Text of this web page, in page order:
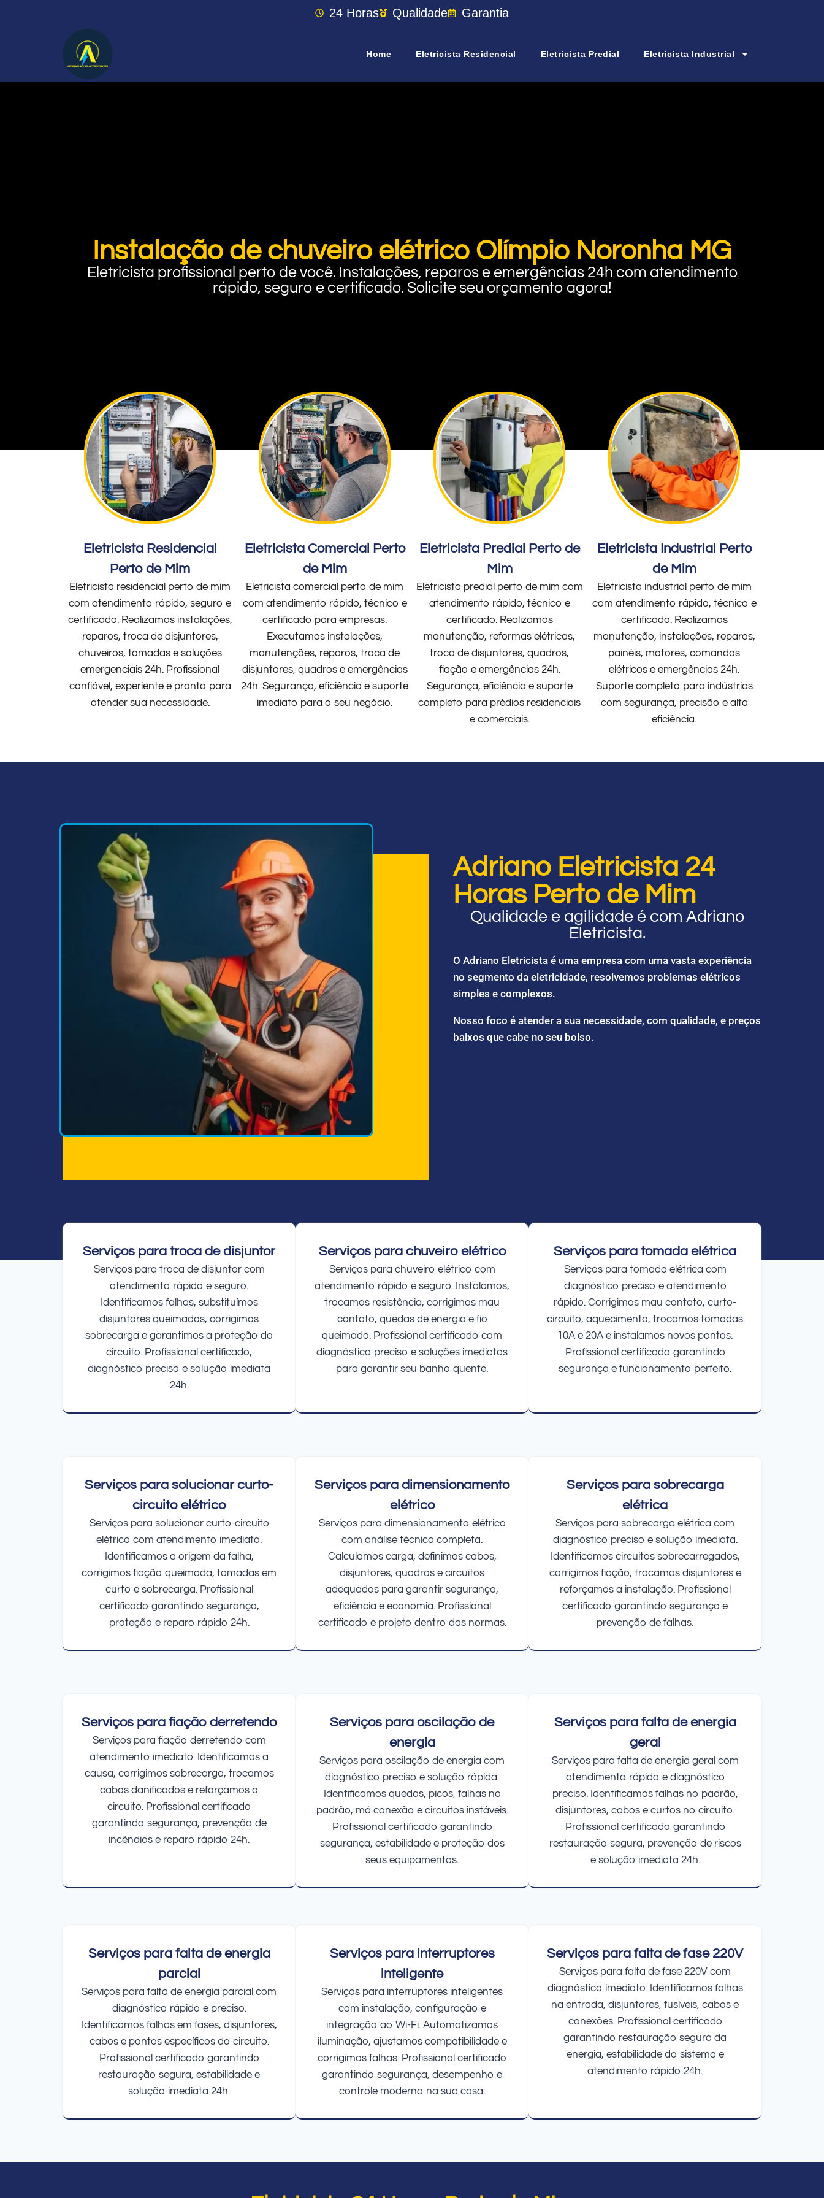
24 Horas Qualidade Garantia
Home Eletricista Residencial Eletricista Predial Eletricista Industrial
Instalação de chuveiro elétrico Olímpio Noronha MG
Eletricista profissional perto de você. Instalações, reparos e emergências 24h com atendimento
rápido, seguro e certificado. Solicite seu orçamento agora!
Eletricista Residencial
Perto de Mim
Eletricista residencial perto de mim
com atendimento rápido, seguro e
certificado. Realizamos instalações,
reparos, troca de disjuntores,
chuveiros, tomadas e soluções
emergenciais 24h. Profissional
confiável, experiente e pronto para
atender sua necessidade.
Eletricista Comercial Perto
de Mim
Eletricista comercial perto de mim
com atendimento rápido, técnico e
certificado para empresas.
Executamos instalações,
manutenções, reparos, troca de
disjuntores, quadros e emergências
24h. Segurança, eficiência e suporte
imediato para o seu negócio.
Eletricista Predial Perto de
Mim
Eletricista predial perto de mim com
atendimento rápido, técnico e
certificado. Realizamos
manutenção, reformas elétricas,
troca de disjuntores, quadros,
fiação e emergências 24h.
Segurança, eficiência e suporte
completo para prédios residenciais
e comerciais.
Eletricista Industrial Perto
de Mim
Eletricista industrial perto de mim
com atendimento rápido, técnico e
certificado. Realizamos
manutenção, instalações, reparos,
painéis, motores, comandos
elétricos e emergências 24h.
Suporte completo para indústrias
com segurança, precisão e alta
eficiência.
Adriano Eletricista 24
Horas Perto de Mim
Qualidade e agilidade é com Adriano
Eletricista.
O Adriano Eletricista é uma empresa com uma vasta experiência
no segmento da eletricidade, resolvemos problemas elétricos
simples e complexos.
Nosso foco é atender a sua necessidade, com qualidade, e preços
baixos que cabe no seu bolso.
Serviços para troca de disjuntor
Serviços para troca de disjuntor com
atendimento rápido e seguro.
Identificamos falhas, substituímos
disjuntores queimados, corrigimos
sobrecarga e garantimos a proteção do
circuito. Profissional certificado,
diagnóstico preciso e solução imediata
24h.
Serviços para chuveiro elétrico
Serviços para chuveiro elétrico com
atendimento rápido e seguro. Instalamos,
trocamos resistência, corrigimos mau
contato, quedas de energia e fio
queimado. Profissional certificado com
diagnóstico preciso e soluções imediatas
para garantir seu banho quente.
Serviços para tomada elétrica
Serviços para tomada elétrica com
diagnóstico preciso e atendimento
rápido. Corrigimos mau contato, curto-
circuito, aquecimento, trocamos tomadas
10A e 20A e instalamos novos pontos.
Profissional certificado garantindo
segurança e funcionamento perfeito.
Serviços para solucionar curto-
circuito elétrico
Serviços para solucionar curto-circuito
elétrico com atendimento imediato.
Identificamos a origem da falha,
corrigimos fiação queimada, tomadas em
curto e sobrecarga. Profissional
certificado garantindo segurança,
proteção e reparo rápido 24h.
Serviços para dimensionamento
elétrico
Serviços para dimensionamento elétrico
com análise técnica completa.
Calculamos carga, definimos cabos,
disjuntores, quadros e circuitos
adequados para garantir segurança,
eficiência e economia. Profissional
certificado e projeto dentro das normas.
Serviços para sobrecarga
elétrica
Serviços para sobrecarga elétrica com
diagnóstico preciso e solução imediata.
Identificamos circuitos sobrecarregados,
corrigimos fiação, trocamos disjuntores e
reforçamos a instalação. Profissional
certificado garantindo segurança e
prevenção de falhas.
Serviços para fiação derretendo
Serviços para fiação derretendo com
atendimento imediato. Identificamos a
causa, corrigimos sobrecarga, trocamos
cabos danificados e reforçamos o
circuito. Profissional certificado
garantindo segurança, prevenção de
incêndios e reparo rápido 24h.
Serviços para oscilação de
energia
Serviços para oscilação de energia com
diagnóstico preciso e solução rápida.
Identificamos quedas, picos, falhas no
padrão, má conexão e circuitos instáveis.
Profissional certificado garantindo
segurança, estabilidade e proteção dos
seus equipamentos.
Serviços para falta de energia
geral
Serviços para falta de energia geral com
atendimento rápido e diagnóstico
preciso. Identificamos falhas no padrão,
disjuntores, cabos e curtos no circuito.
Profissional certificado garantindo
restauração segura, prevenção de riscos
e solução imediata 24h.
Serviços para falta de energia
parcial
Serviços para falta de energia parcial com
diagnóstico rápido e preciso.
Identificamos falhas em fases, disjuntores,
cabos e pontos específicos do circuito.
Profissional certificado garantindo
restauração segura, estabilidade e
solução imediata 24h.
Serviços para interruptores
inteligente
Serviços para interruptores inteligentes
com instalação, configuração e
integração ao Wi-Fi. Automatizamos
iluminação, ajustamos compatibilidade e
corrigimos falhas. Profissional certificado
garantindo segurança, desempenho e
controle moderno na sua casa.
Serviços para falta de fase 220V
Serviços para falta de fase 220V com
diagnóstico imediato. Identificamos falhas
na entrada, disjuntores, fusíveis, cabos e
conexões. Profissional certificado
garantindo restauração segura da
energia, estabilidade do sistema e
atendimento rápido 24h.